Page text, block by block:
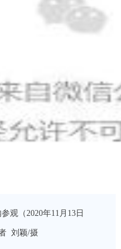
观（2020年11月13日
刘颖/摄